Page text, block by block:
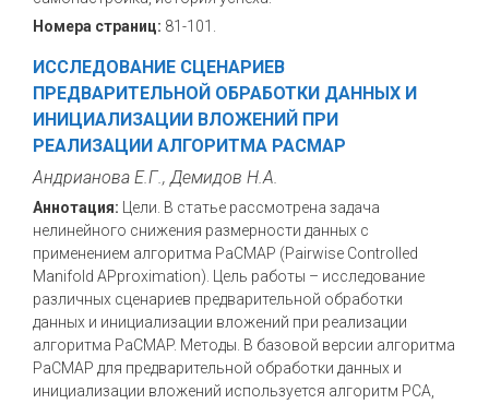
Номера страниц: 81-101.
ИССЛЕДОВАНИЕ СЦЕНАРИЕВ
ПРЕДВАРИТЕЛЬНОЙ ОБРАБОТКИ ДАННЫХ И
ИНИЦИАЛИЗАЦИИ ВЛОЖЕНИЙ ПРИ
РЕАЛИЗАЦИИ АЛГОРИТМА PACMAP
Андрианова Е.Г., Демидов Н.А.
Аннотация:
Цели. В статье рассмотрена задача
нелинейного снижения размерности данных с
применением алгоритма PaCMAP (Pairwise Controlled
Manifold APproximation). Цель работы – исследование
различных сценариев предварительной обработки
данных и инициализации вложений при реализации
алгоритма PaCMAP. Методы. В базовой версии алгоритма
PaCMAP для предварительной обработки данных и
инициализации вложений используется алгоритм PCA,